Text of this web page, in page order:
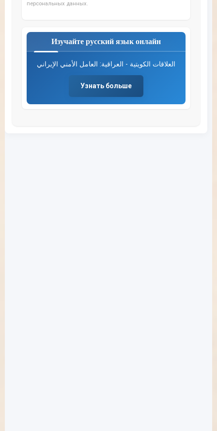
персональных данных.
Изучайте русский язык онлайн
العلاقات الكويتية - العراقية: العامل الأمني الإيراني
Узнать больше